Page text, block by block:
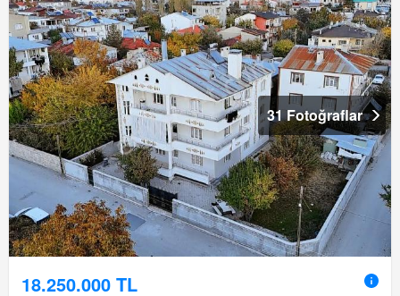
31 Fotoğraflar
18.250.000 TL